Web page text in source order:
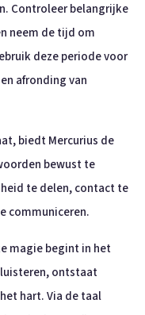
Controleer belangrijke
neem de tijd om
deze periode voor
afronding van
biedt Mercurius de
bewust te
te delen, contact te
communiceren.
magie begint in het
ontstaat
hart. Via de taal